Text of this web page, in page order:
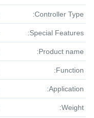
Controller Type:
Special Features:
Product name:
Function:
Application:
Weight: